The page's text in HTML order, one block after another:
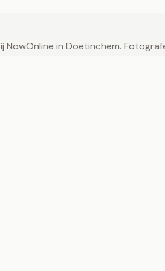
NowOnline in Doetinchem.